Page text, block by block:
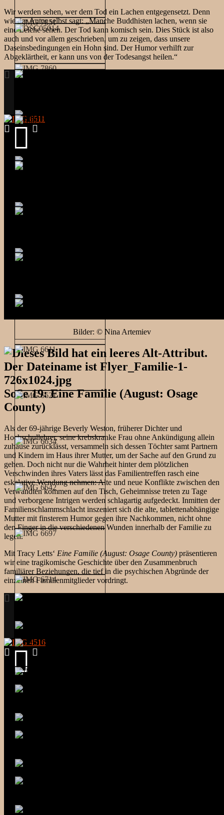
Wir werden sehen, wer dem Tod ein Lachen entgegensetzt. Denn
wie der Autor selbst sagt: „Manche Buddhisten lachen, wenn sie
eine Leiche sehen. Der Tod kann komisch sein. Dies Stück ist also
auch und vor allem geschrieben, um zu zeigen, dass unsere
Daseinsbedingungen ein Hohn sind. Der Humor verhilft zur
Abgeklärtheit, er kann uns von der Todesangst heilen.“
Bilder: © Nina Artemiev
SoSe 19: Eine Familie (August: Osage
County)
Als der 69-jährige Beverly Weston, früherer Dichter und
Hochschullehrer, seine krebskranke Frau ohne Ankündigung allein
zuhause zurücklässt, versammeln sich dessen Töchter samt Partnern
und Kindern im Haus ihrer Mutter, um der Sache auf den Grund zu
gehen. Doch nicht nur die Wahrheit hinter dem plötzlichen
Verschwinden ihres Vaters lässt das Familientreffen rasch eine
eskalative Wendung nehmen: Alte und neue Konflikte zwischen den
Verwandten kommen auf den Tisch, Geheimnisse treten zu Tage
und verborgene Intrigen werden schlagartig aufgedeckt. Inmitten der
Familienschlammschlacht inszeniert sich die alte, tablettenabhängige
Mutter mit finsterem Humor gegen ihre Nachkommen, nicht ohne
den Finger in die verschiedenen Wunden innerhalb der Familie zu
legen.
Mit Tracy Letts‘ Eine Familie (August: Osage County) präsentieren
wir eine tragikomische Geschichte über den Zusammenbruch
familiärer Beziehungen, die tief in die psychischen Abgründe der
einzelnen Familienmitglieder vordringt.